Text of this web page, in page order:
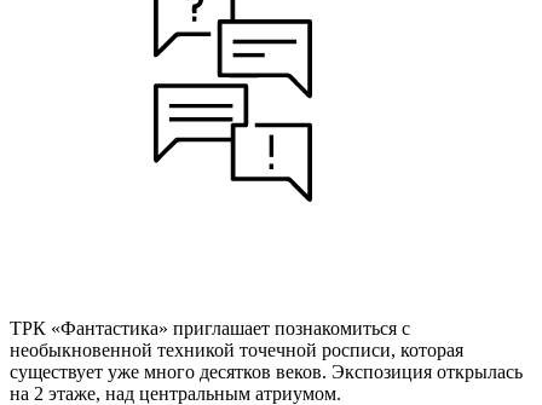
ТРК «Фантастика» приглашает познакомиться с
необыкновенной техникой точечной росписи, которая
существует уже много десятков веков. Экспозиция открылась
на 2 этаже, над центральным атриумом.